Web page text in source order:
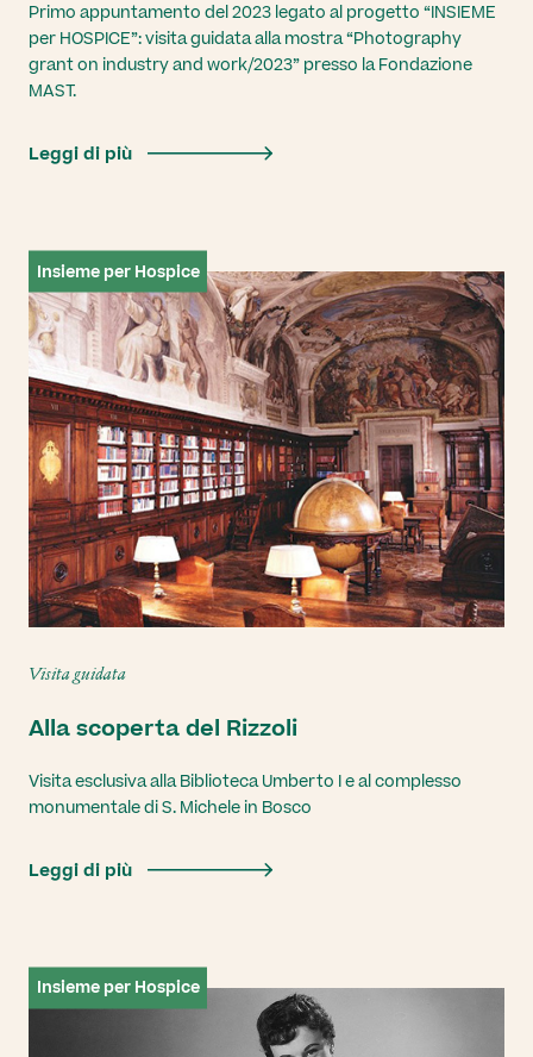
Primo appuntamento del 2023 legato al progetto “INSIEME
per HOSPICE”: visita guidata alla mostra “Photography
grant on industry and work/2023” presso la Fondazione
MAST.
Leggi di più
Insieme per Hospice
Visita guidata
Alla scoperta del Rizzoli
Visita esclusiva alla Biblioteca Umberto I e al complesso
monumentale di S. Michele in Bosco
Leggi di più
Insieme per Hospice